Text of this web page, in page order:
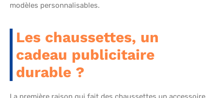
modèles personnalisables.
Les chaussettes, un
cadeau publicitaire
durable ?